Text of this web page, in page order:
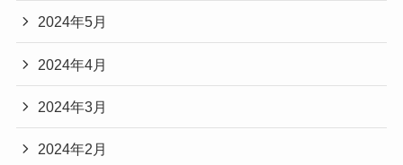
2024年5月
2024年4月
2024年3月
2024年2月